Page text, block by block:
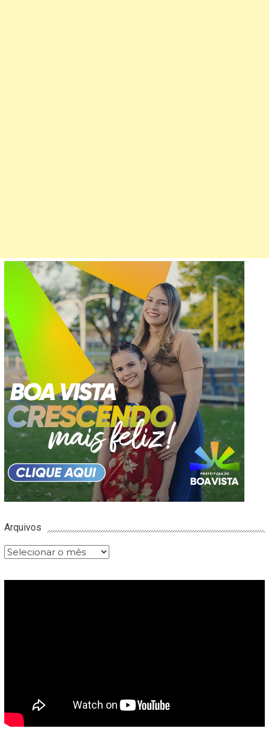
Arquivos
Arquivos